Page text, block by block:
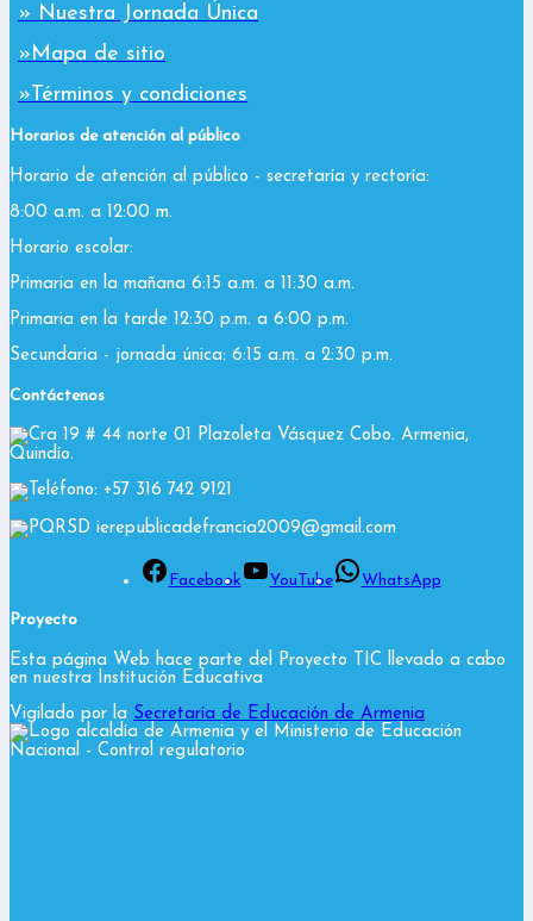
» Nuestra Jornada Única
»Mapa de sitio
»Términos y condiciones
Horarios de atención al público
Horario de atención al público - secretaría y rectoría:
8:00 a.m. a 12:00 m.
Horario escolar:
Primaria en la mañana 6:15 a.m. a 11:30 a.m.
Primaria en la tarde 12:30 p.m. a 6:00 p.m.
Secundaria - jornada única: 6:15 a.m. a 2:30 p.m.
Contáctenos
Cra 19 # 44 norte 01 Plazoleta Vásquez Cobo. Armenia,
Quindío.
Teléfono: +57 316 742 9121
PQRSD ierepublicadefrancia2009@gmail.com
Facebook YouTube WhatsApp
Proyecto
Esta página Web hace parte del Proyecto TIC llevado a cabo
en nuestra Institución Educativa
Vigilado por la Secretaría de Educación de Armenia
y el Ministerio de Educación
Nacional - Control regulatorio